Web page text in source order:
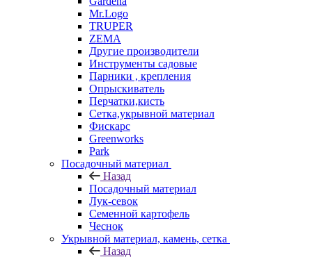
Mr.Logo
TRUPER
ZEMA
Другие производители
Инструменты садовые
Парники , крепления
Опрыскиватель
Перчатки,кисть
Сетка,укрывной материал
Фискарс
Greenworks
Park
Посадочный материал
Назад
Посадочный материал
Лук-севок
Семенной картофель
Чеснок
Укрывной материал, камень, сетка
Назад